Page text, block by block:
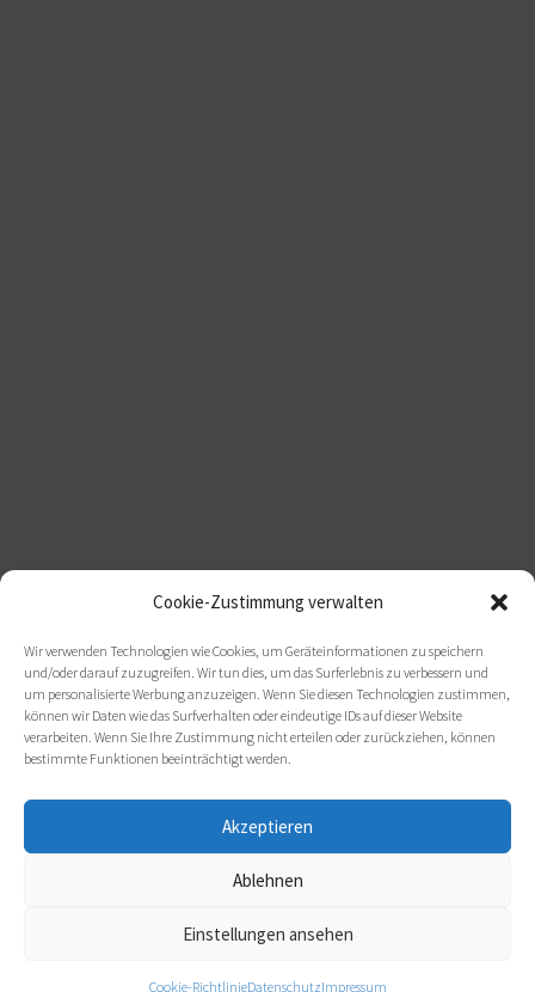
Cookie-Zustimmung verwalten
Wir verwenden Technologien wie Cookies, um Geräteinformationen zu speichern
und/oder darauf zuzugreifen. Wir tun dies, um das Surferlebnis zu verbessern und
um personalisierte Werbung anzuzeigen. Wenn Sie diesen Technologien zustimmen,
können wir Daten wie das Surfverhalten oder eindeutige IDs auf dieser Website
verarbeiten. Wenn Sie Ihre Zustimmung nicht erteilen oder zurückziehen, können
bestimmte Funktionen beeinträchtigt werden.
Akzeptieren
Ablehnen
Einstellungen ansehen
Cookie-RichtlinieDatenschutzImpressum